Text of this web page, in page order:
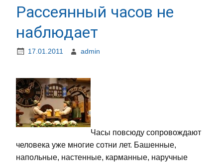
Рассеянный часов не
наблюдает
17.01.2011 admin
Часы повсюду сопровождают
человека уже многие сотни лет. Башенные,
напольные, настенные, карманные, наручные